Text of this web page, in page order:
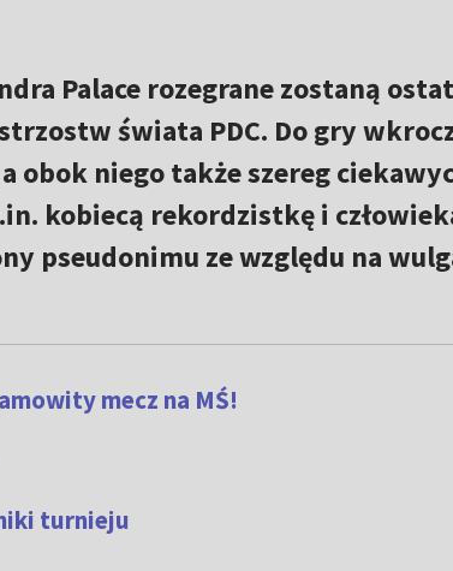
Palace rozegrane zostaną
świata PDC. Do gry
obok niego także szereg
kobiecą rekordzistkę i
pseudonimu ze względu na
mecz na MŚ!
turnieju